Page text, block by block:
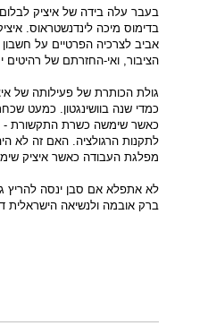
בעבר עלה בידה של איציק
בדימוס מיכה לינדנשטראוס.
אביב לצרכיה הפרטיים על
הציבור, ואי-החזרתם של רהיטים
גולת הכותרת של פעילותה של
כמדי שנה בוושינגטון. כמעט
מפלגת העבודה כאשר איציק
לא אתפלא אם סבן ינסה להריץ
ברק אובמה ולנשיאה הישראלית